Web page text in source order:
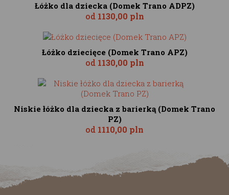
Łóżko dla dziecka (Domek Trano ADPZ)
od 1130,00 pln
Łóżko dziecięce (Domek Trano APZ)
od 1130,00 pln
Niskie łóżko dla dziecka z barierką (Domek Trano
PZ)
od 1110,00 pln